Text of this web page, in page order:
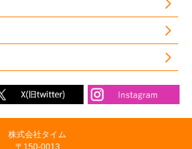
株式会社タイム
〒150-0013